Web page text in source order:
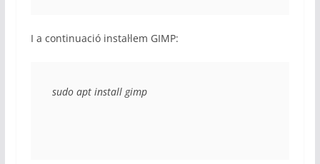
I a continuació instal·lem GIMP:
sudo apt install gimp